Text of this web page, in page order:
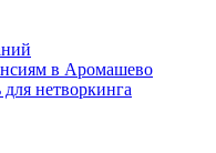
в Аромашево
для нетворкинга